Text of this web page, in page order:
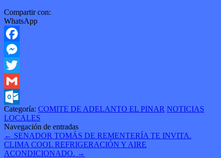
Compartir con:
WhatsApp
Facebook
Messenger
Twitter
Gmail
Outlook.com
Categoría: COMITE DE ADELANTO EL PINAR NOTICIAS
LOCALES
Navegación de entradas
← SENADOR TOMÁS DE REMENTERÍA TE INVITA.
CLIMA COOL REFRIGERACIÓN Y AIRE
ACONDICIONADO. →